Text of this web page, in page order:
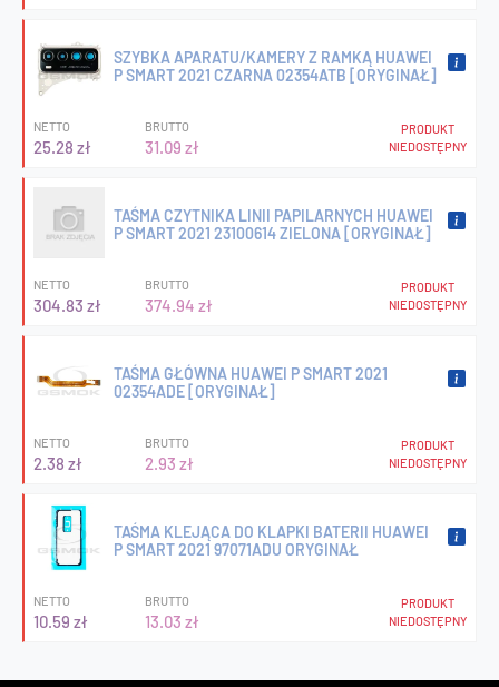
SZYBKA APARATU/KAMERY Z RAMKĄ HUAWEI
P SMART 2021 CZARNA 02354ATB [ORYGINAŁ]
NETTO
25.28 zł
BRUTTO
31.09 zł
PRODUKT
NIEDOSTĘPNY
TAŚMA CZYTNIKA LINII PAPILARNYCH HUAWEI
P SMART 2021 23100614 ZIELONA [ORYGINAŁ]
NETTO
304.83 zł
BRUTTO
374.94 zł
PRODUKT
NIEDOSTĘPNY
TAŚMA GŁÓWNA HUAWEI P SMART 2021
02354ADE [ORYGINAŁ]
NETTO
2.38 zł
BRUTTO
2.93 zł
PRODUKT
NIEDOSTĘPNY
TAŚMA KLEJĄCA DO KLAPKI BATERII HUAWEI
P SMART 2021 97071ADU ORYGINAŁ
NETTO
10.59 zł
BRUTTO
13.03 zł
PRODUKT
NIEDOSTĘPNY